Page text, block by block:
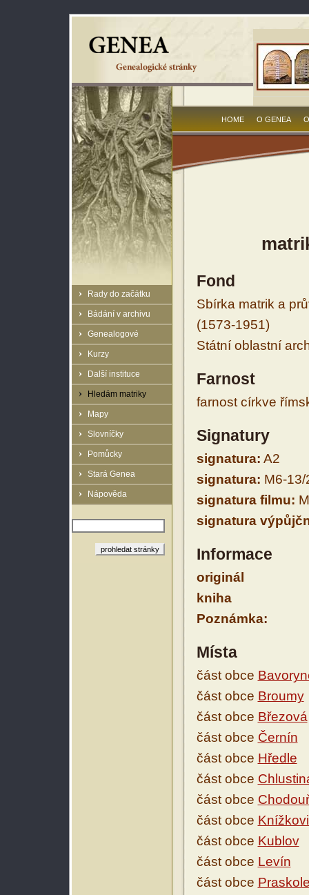
Rady do začátku
Bádání v archivu
Genealogové
Kurzy
Další instituce
Hledám matriky
Mapy
Slovníčky
Pomůcky
Stará Genea
Nápověda
HOME O GENEA
Fond
Sbírka matrik a
(1573-1951)
Státní oblastní
Farnost
farnost církve
Signatury
signatura: A2
signatura: M6-13/
signatura filmu:
signatura
Informace
originál
kniha
Poznámka:
Místa
část obce
část obce Broumy
část obce Březová
část obce Černín
část obce Hředle
část obce
část obce
část obce
část obce Kublov
část obce Levín
část obce